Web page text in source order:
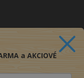
a AKCIOVÉ